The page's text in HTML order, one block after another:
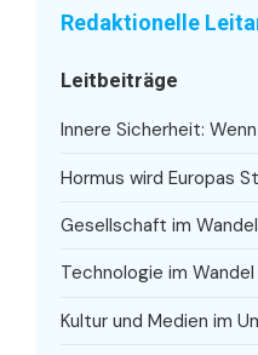
Redaktionelle
Leitbeiträge
Innere Sicherheit:
Hormus wird Europas
Gesellschaft im
Technologie im Wandel
Kultur und Medien im